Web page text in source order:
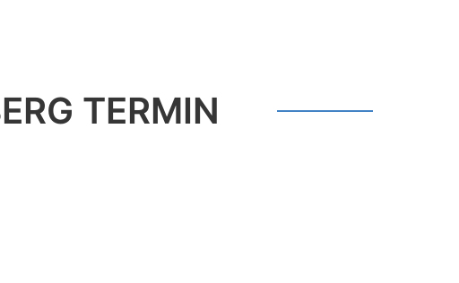
TERMIN